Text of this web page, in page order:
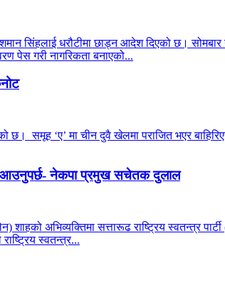
सिंहलाई धरौटीमा छाड्न आदेश दिएको छ।
पेस गरी नागरिकता बनाएको...
समूह ‘ए’ मा चीन दुवै खेलमा पराजित भएर
आउनुपर्छ- नेकपा प्रमुख सचेतक दुलाल
शाहको अभिव्यक्तिमा सत्तारूढ राष्ट्रिय स्वतन्त्र
स्वतन्त्र...